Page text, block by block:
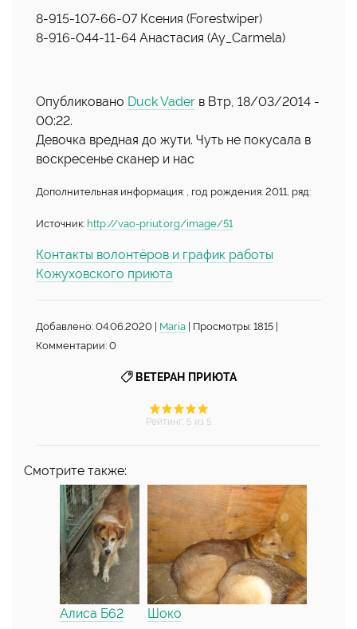
8-915-107-66-07 Ксения (Forestwiper)
8-916-044-11-64 Анастасия (Ay_Carmela)
Опубликовано Duck Vader в Втр, 18/03/2014 -
00:22.
Девочка вредная до жути. Чуть не покусала в
воскресенье сканер и нас
Дополнительная информация: , год рождения: 2011, ряд:
Источник: http://vao-priut.org/image/51
Контакты волонтёров и график работы
Кожуховского приюта
Добавлено: 04.06.2020 | Maria | Просмотры: 1815 |
Комментарии: 0
ВЕТЕРАН ПРИЮТА
Рейтинг: 5 из 5
Смотрите также:
Алиса Б62 Шоко